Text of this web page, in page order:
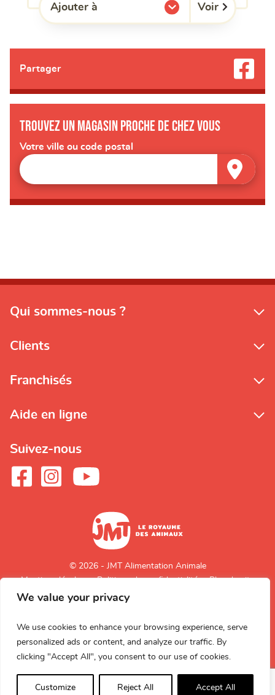
We value your privacy
We use cookies to enhance your browsing experience, serve
personalized ads or content, and analyze our traffic. By
clicking "Accept All", you consent to our use of cookies.
Customize Reject All Accept All
Ajouter à
l'une de mes listes. Voir
Partager
Trouvez un magasin proche de chez vous
Votre ville ou code postal
Qui sommes-nous ?
Clients
Franchisés
Aide en ligne
Suivez-nous
© 2026 - JMT Alimentation Animale
Mentions légales
Politique de confidentialité Plan du site